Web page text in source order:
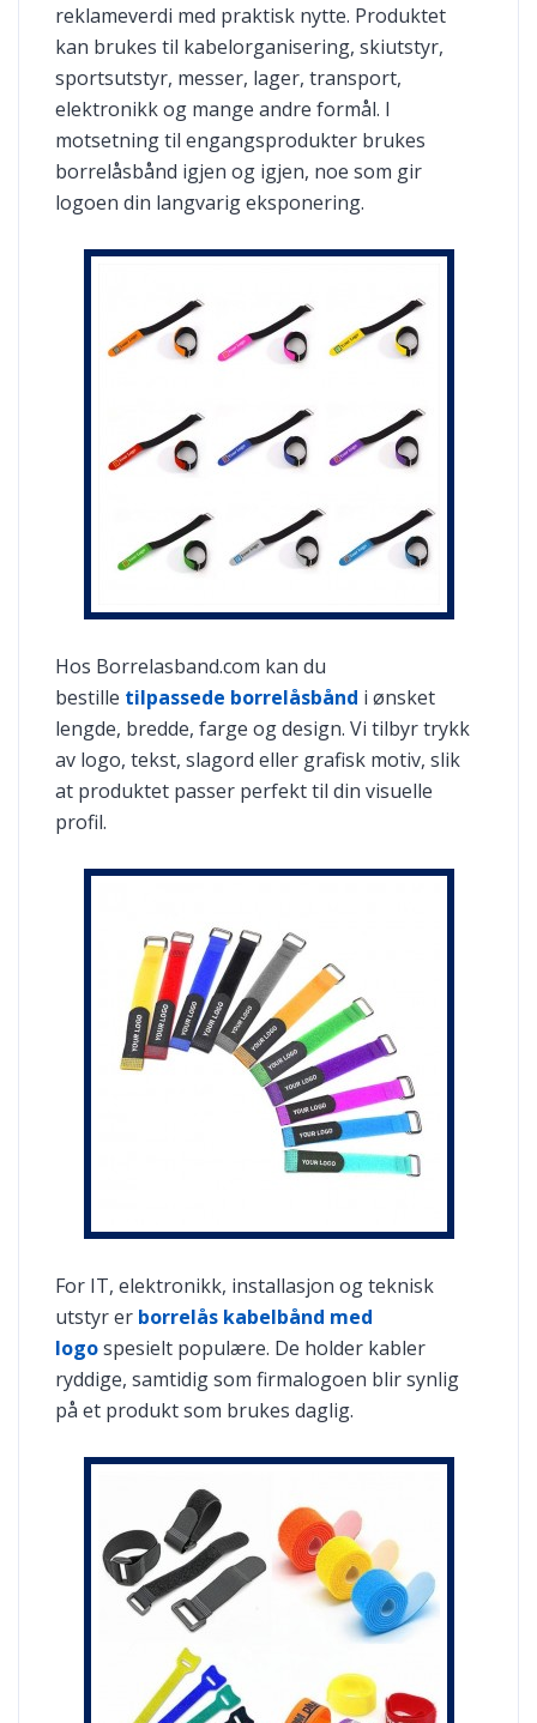
reklameverdi med praktisk nytte. Produktet
kan brukes til kabelorganisering, skiutstyr,
sportsutstyr, messer, lager, transport,
elektronikk og mange andre formål. I
motsetning til engangsprodukter brukes
borrelåsbånd igjen og igjen, noe som gir
logoen din langvarig eksponering.
Hos Borrelasband.com kan du
bestille tilpassede borrelåsbånd i ønsket
lengde, bredde, farge og design. Vi tilbyr trykk
av logo, tekst, slagord eller grafisk motiv, slik
at produktet passer perfekt til din visuelle
profil.
For IT, elektronikk, installasjon og teknisk
utstyr er borrelås kabelbånd med
logospesielt populære. De holder kabler
ryddige, samtidig som firmalogoen blir synlig
på et produkt som brukes daglig.